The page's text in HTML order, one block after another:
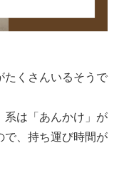
たくさんいるそうで
系は「あんかけ」が
で、持ち運び時間が